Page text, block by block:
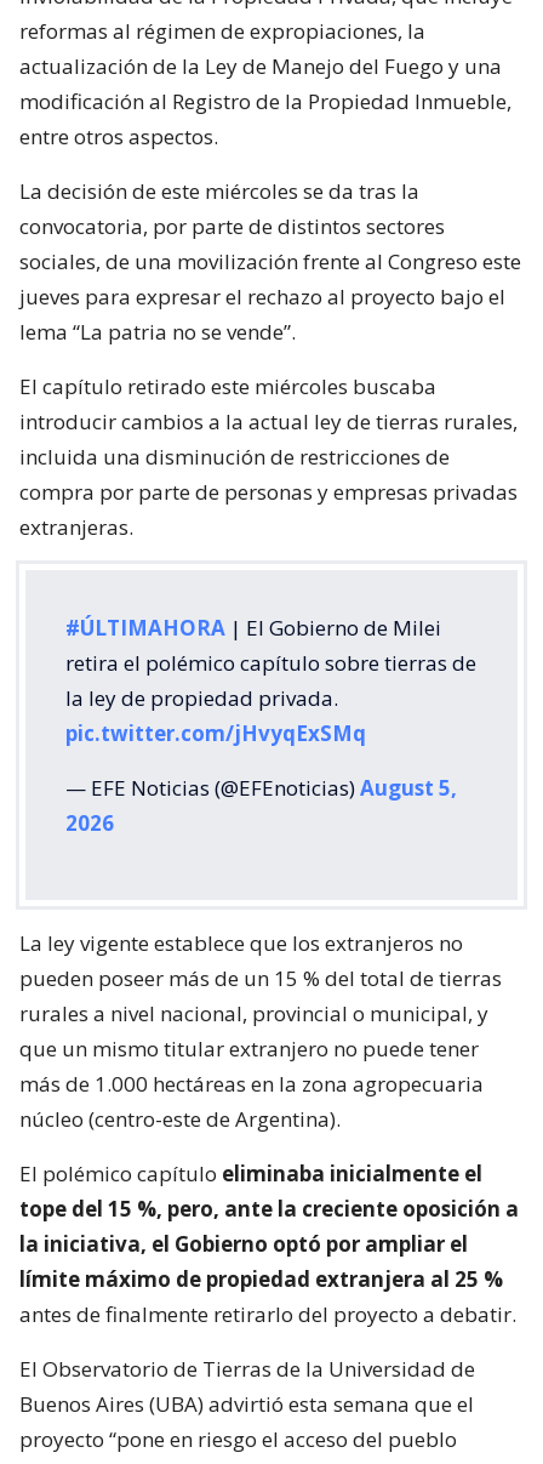
reformas al régimen de expropiaciones, la
actualización de la Ley de Manejo del Fuego y una
modificación al Registro de la Propiedad Inmueble,
entre otros aspectos.
La decisión de este miércoles se da tras la
convocatoria, por parte de distintos sectores
sociales, de una movilización frente al Congreso este
jueves para expresar el rechazo al proyecto bajo el
lema “La patria no se vende”.
El capítulo retirado este miércoles buscaba
introducir cambios a la actual ley de tierras rurales,
incluida una disminución de restricciones de
compra por parte de personas y empresas privadas
extranjeras.
#ÚLTIMAHORA | El Gobierno de Milei
retira el polémico capítulo sobre tierras de
la ley de propiedad privada.
pic.twitter.com/jHvyqExSMq
— EFE Noticias (@EFEnoticias)August 5,
2026
La ley vigente establece que los extranjeros no
pueden poseer más de un 15 % del total de tierras
rurales a nivel nacional, provincial o municipal, y
que un mismo titular extranjero no puede tener
más de 1.000 hectáreas en la zona agropecuaria
núcleo (centro-este de Argentina).
El polémico capítulo eliminaba inicialmente el
tope del 15 %, pero, ante la creciente oposición a
la iniciativa, el Gobierno optó por ampliar el
límite máximo de propiedad extranjera al 25 %
antes de finalmente retirarlo del proyecto a debatir.
El Observatorio de Tierras de la Universidad de
Buenos Aires (UBA) advirtió esta semana que el
proyecto “pone en riesgo el acceso del pueblo